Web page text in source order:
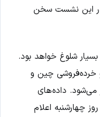
در این نشست سخن
بسیار شلوغ خواهد بود.
خرده‌فروشی چین و
می‌شود. داده‌های
چهارشنبه اعلام